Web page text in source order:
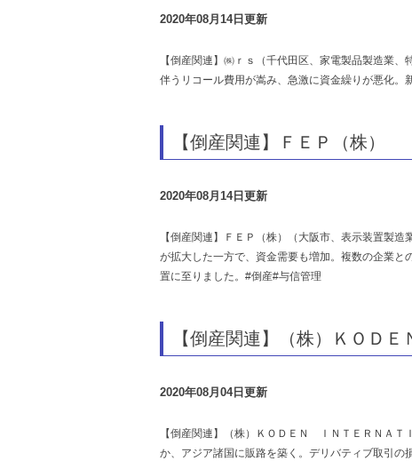
2020年08月14日更新
【倒産関連】㈱ｒｓ（千代田区、家電製品製造業
伴うリコール費用が嵩み、急激に資金繰りが悪化。
【倒産関連】ＦＥＰ（株）
2020年08月14日更新
【倒産関連】ＦＥＰ（株）（大阪市、表示装置製
が拡大した一方で、資金需要も増加。複数の企業
置に至りました。#倒産#与信管理
【倒産関連】（株）ＫＯＤ
2020年08月04日更新
【倒産関連】（株）ＫＯＤＥＮ ＩＮＴＥＲＮＡＴ
か、アジア諸国に販路を築く。デリバティブ取引